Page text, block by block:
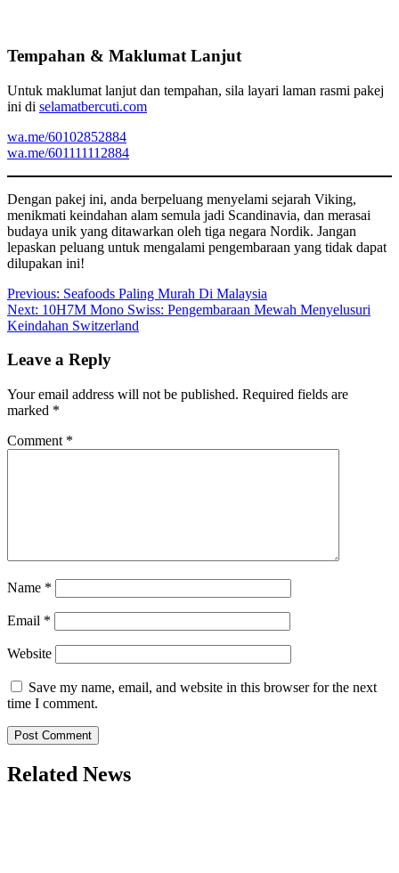
Tempahan & Maklumat Lanjut
Untuk maklumat lanjut dan tempahan, sila layari laman rasmi pakej
ini di selamatbercuti.com
wa.me/60102852884
wa.me/601111112884
Dengan pakej ini, anda berpeluang menyelami sejarah Viking,
menikmati keindahan alam semula jadi Scandinavia, dan merasai
budaya unik yang ditawarkan oleh tiga negara Nordik. Jangan
lepaskan peluang untuk mengalami pengembaraan yang tidak dapat
dilupakan ini!
Post
navigation
Previous: Seafoods Paling Murah Di Malaysia
Next: 10H7M Mono Swiss: Pengembaraan Mewah Menyelusuri
Keindahan Switzerland
Leave a Reply
Your email address will not be published. Required fields are
marked *
Comment *
Name *
Email *
Website
Save my name, email, and website in this browser for the next
time I comment.
Related News